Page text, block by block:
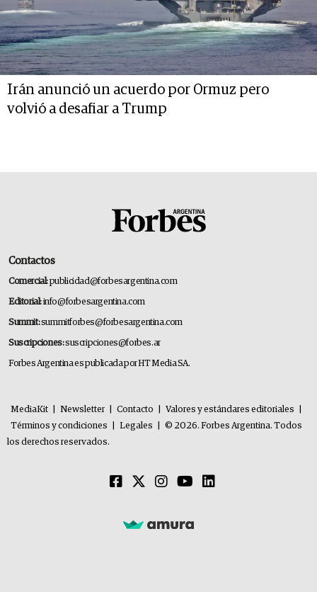
Irán anunció un acuerdo por Ormuz pero
volvió a desafiar a Trump
Contactos
Comercial:publicidad@forbesargentina.com
Editorial:info@forbesargentina.com
Summit:summitforbes@forbesargentina.com
Suscripciones:suscripciones@forbes.ar
Forbes Argentina es publicada por HT Media SA.
MediaKit Newsletter Contacto Valores y estándares editoriales
Términos y condiciones
Legales
© 2026. Forbes Argentina. Todos
los derechos reservados.